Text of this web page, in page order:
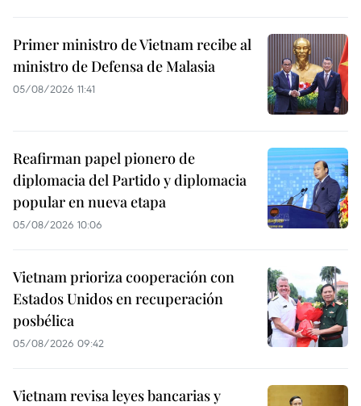
Primer ministro de Vietnam recibe al
ministro de Defensa de Malasia
05/08/2026 11:41
Reafirman papel pionero de
diplomacia del Partido y diplomacia
popular en nueva etapa
05/08/2026 10:06
Vietnam prioriza cooperación con
Estados Unidos en recuperación
posbélica
05/08/2026 09:42
Vietnam revisa leyes bancarias y